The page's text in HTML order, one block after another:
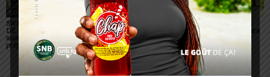
SOCIÉTÉ
SWEDD+ Togo / ECOLE
DE LA CHANCE : les
maitres-artisans se
préparent à transmettre
SOCIÉTÉ
Glory Night 2026: Sonnie
Badu fait chanter des
milliers de personnes à
Lomé
SOCIÉTÉ
Vogan : AGRI-ESPOIR
récompense les meilleurs
talents